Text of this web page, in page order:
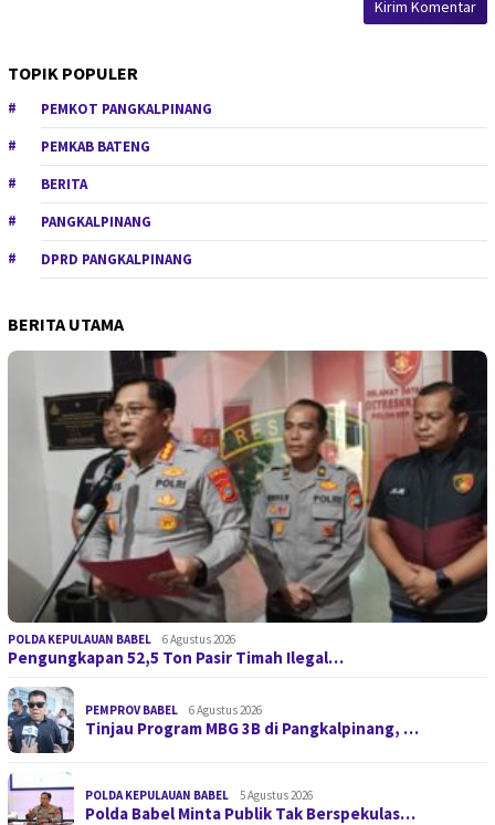
TOPIK POPULER
PEMKOT PANGKALPINANG
PEMKAB BATENG
BERITA
PANGKALPINANG
DPRD PANGKALPINANG
BERITA UTAMA
POLDA KEPULAUAN BABEL 6 Agustus 2026
Pengungkapan 52,5 Ton Pasir Timah Ilegal…
PEMPROV BABEL 6 Agustus 2026
Tinjau Program MBG 3B di Pangkalpinang, …
POLDA KEPULAUAN BABEL 5 Agustus 2026
Polda Babel Minta Publik Tak Berspekulas…